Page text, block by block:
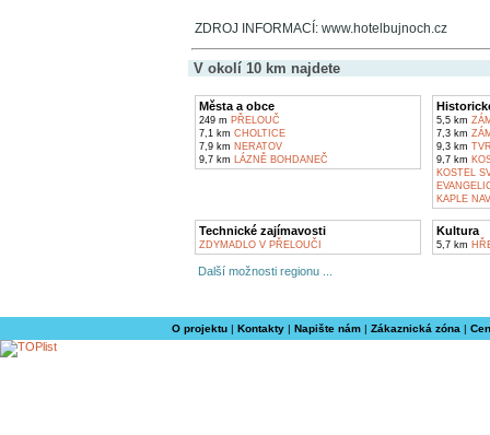
ZDROJ INFORMACÍ: www.hotelbujnoch.cz
V okolí 10 km najdete
Města a obce
249 m PŘELOUČ
7,1 km CHOLTICE
7,9 km NERATOV
9,7 km LÁZNĚ BOHDANEČ
5,5 km
7,3 km
9,3 km
9,7 km
KOSTEL
KAPLE
Technické zajímavosti
ZDYMADLO V PŘELOUČI
Kultura
5,7 km
Další možnosti regionu ...
O projektu| Kontakty| Napište nám| Zákaznická zóna |